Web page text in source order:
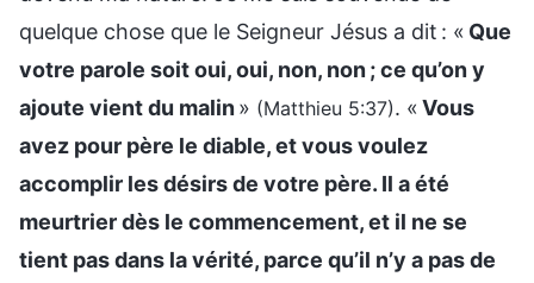
quelque chose que le Seigneur Jésus a dit : « Que
votre parole soit oui, oui, non, non ; ce qu’on y
ajoute vient du malin» (Matthieu 5:37). «Vous
avez pour père le diable, et vous voulez
accomplir les désirs de votre père. Il a été
meurtrier dès le commencement, et il ne se
tient pas dans la vérité, parce qu’il n’y a pas de